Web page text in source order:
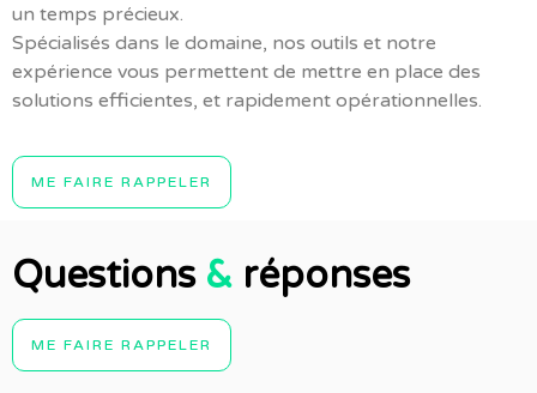
un temps précieux.
Spécialisés dans le domaine, nos outils et notre
expérience vous permettent de mettre en place des
solutions efficientes, et rapidement opérationnelles.
ME FAIRE RAPPELER
Questions& réponses
ME FAIRE RAPPELER